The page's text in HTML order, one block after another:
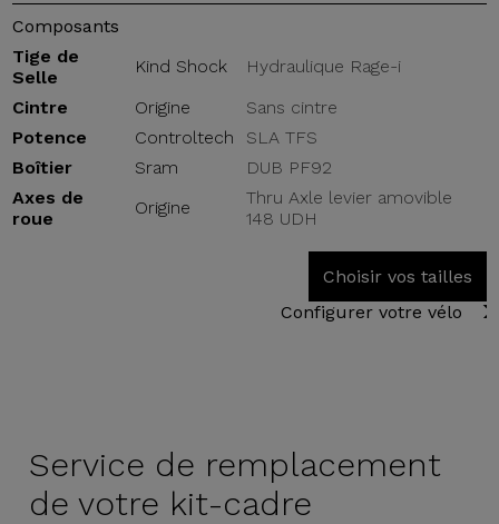
Composants
Tige de
Selle
Kind Shock
Hydraulique Rage-i
Cintre
Origine
Sans cintre
Potence
Controltech
SLA TFS
Boîtier
Sram
DUB PF92
Axes de
roue
Origine
Thru Axle levier amovible
148 UDH
Choisir vos tailles
Configurer votre vélo
Service de remplacement
de votre kit-cadre